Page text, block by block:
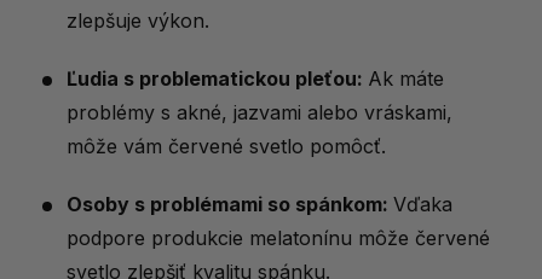
zlepšuje výkon.
Ľudia s problematickou pleťou: Ak máte
problémy s akné, jazvami alebo vráskami,
môže vám červené svetlo pomôcť.
Osoby s problémami so spánkom: Vďaka
podpore produkcie melatonínu môže červené
svetlo zlepšiť kvalitu spánku.